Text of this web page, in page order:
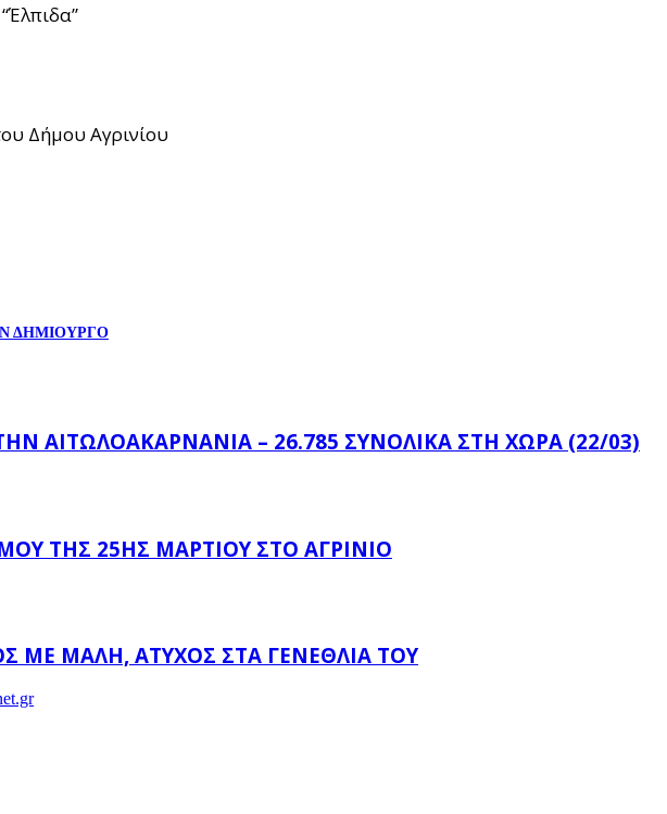
Δήμου Αγρινίου
ΔΗΜΙΟΥΡΓΟ
ΑΙΤΩΛΟΑΚΑΡΝΑΝΊΑ – 26.785 ΣΥΝΟΛΙΚΆ ΣΤΗ ΧΏΡΑ (22/03)
ΤΗΣ 25ΗΣ ΜΑΡΤΊΟΥ ΣΤΟ ΑΓΡΊΝΙΟ
ΜΕ ΜΑΛΉ, ΆΤΥΧΟΣ ΣΤΑ ΓΕΝΈΘΛΙΆ ΤΟΥ